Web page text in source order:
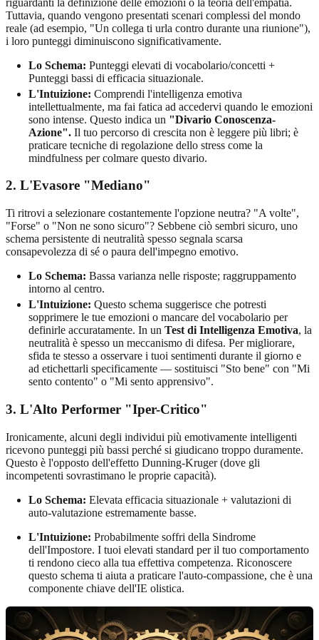
Tuttavia, quando vengono presentati scenari complessi del mondo
reale (ad esempio, "Un collega ti urla contro durante una riunione"),
i loro punteggi diminuiscono significativamente.
Lo Schema: Punteggi elevati di vocabolario/concetti +
Punteggi bassi di efficacia situazionale.
L'Intuizione: Comprendi l'intelligenza emotiva
intellettualmente, ma fai fatica ad accedervi quando le emozioni
sono intense. Questo indica un "Divario Conoscenza-
Azione". Il tuo percorso di crescita non è leggere più libri; è
praticare tecniche di regolazione dello stress come la
mindfulness per colmare questo divario.
2. L'Evasore "Mediano"
Ti ritrovi a selezionare costantemente l'opzione neutra? "A volte",
"Forse" o "Non ne sono sicuro"? Sebbene ciò sembri sicuro, uno
schema persistente di neutralità spesso segnala scarsa
consapevolezza di sé o paura dell'impegno emotivo.
Lo Schema: Bassa varianza nelle risposte; raggruppamento
intorno al centro.
L'Intuizione: Questo schema suggerisce che potresti
sopprimere le tue emozioni o mancare del vocabolario per
definirle accuratamente. In un Test di Intelligenza Emotiva, la
neutralità è spesso un meccanismo di difesa. Per migliorare,
sfida te stesso a osservare i tuoi sentimenti durante il giorno e
ad etichettarli specificamente — sostituisci "Sto bene" con "Mi
sento contento" o "Mi sento apprensivo".
3. L'Alto Performer "Iper-Critico"
Ironicamente, alcuni degli individui più emotivamente intelligenti
ricevono punteggi più bassi perché si giudicano troppo duramente.
Questo è l'opposto dell'effetto Dunning-Kruger (dove gli
incompetenti sovrastimano le proprie capacità).
Lo Schema: Elevata efficacia situazionale + valutazioni di
auto-valutazione estremamente basse.
L'Intuizione: Probabilmente soffri della Sindrome
dell'Impostore. I tuoi elevati standard per il tuo comportamento
ti rendono cieco alla tua effettiva competenza. Riconoscere
questo schema ti aiuta a praticare l'auto-compassione, che è una
componente chiave dell'IE olistica.